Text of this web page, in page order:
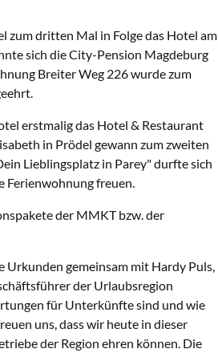
zum dritten Mal in Folge das Hotel am
sich die City-Pension Magdeburg
Breiter Weg 226 wurde zum
erstmalig das Hotel & Restaurant
in Prödel gewann zum zweiten
Lieblingsplatz in Parey" durfte sich
Ferienwohnung freuen.
der MMKT bzw. der
Urkunden gemeinsam mit Hardy Puls,
der Urlaubsregion
für Unterkünfte sind und wie
uns, dass wir heute in dieser
der Region ehren können. Die